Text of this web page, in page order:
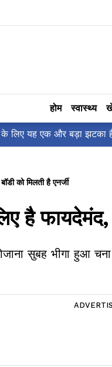
होम स्वास्थ्य
का मज़ेदार 'शर्वरी कहाँ है?'
को मिलती है एनर्जी
है फायदेमंद,
सुबह भीगा हुआ